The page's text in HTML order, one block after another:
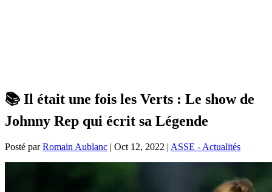
📚 Il était une fois les Verts : Le show de
Johnny Rep qui écrit sa Légende
Posté parRomain Aublanc | Oct 12, 2022 | ASSE - Actualités